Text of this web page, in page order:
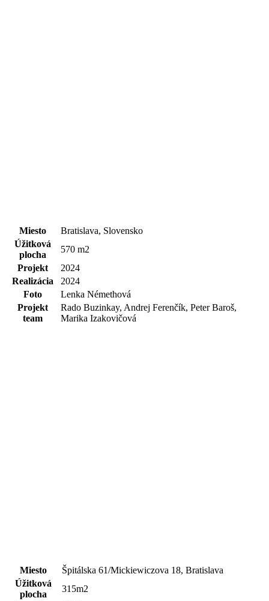
Miesto
Bratislava, Slovensko
Úžitková
plocha
570 m2
Projekt
2024
Realizácia
2024
Foto
Lenka Némethová
Projekt
team
Rado Buzinkay, Andrej Ferenčík, Peter Baroš,
Marika Izakovičová
Miesto
Špitálska 61/Mickiewiczova 18, Bratislava
Úžitková
plocha
315m2